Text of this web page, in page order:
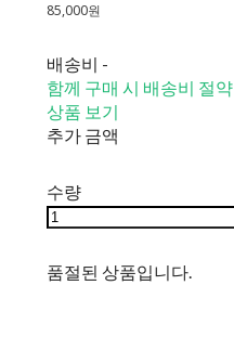
85,000원
배송비 -
함께 구매 시 배송비 절약
상품 보기
추가 금액
수량
품절된 상품입니다.